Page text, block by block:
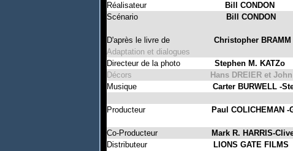
Réalisateur
Bill CONDON
Scénario
Bill CONDON
D'après le livre de Christopher
Adaptation et dialogues
Directeur de la photo
Stephen M. KATZo
Décors
Hans DREIER et
Musique
Carter BURWELL -
Producteur Paul COLICHEMAN -
Co-Producteur
Mark R. HARRIS-
Distributeur
LIONS GATE FILMS